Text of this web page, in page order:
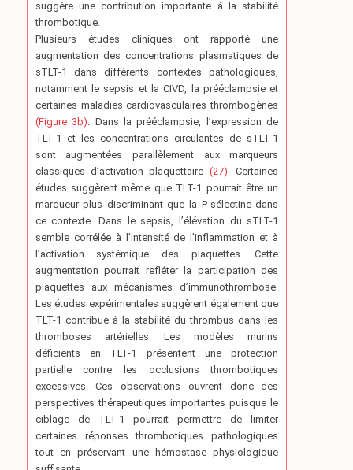
suggère une contribution importante à la stabilité
thrombotique.
Plusieurs études cliniques ont rapporté une
augmentation des concentrations plasmatiques de
sTLT-1 dans différents contextes pathologiques,
notamment le sepsis et la CIVD, la prééclampsie et
certaines maladies cardiovasculaires thrombogènes
(Figure 3b) . Dans la prééclampsie, l’expression de
TLT-1 et les concentrations circulantes de sTLT-1
sont augmentées parallèlement aux marqueurs
classiques d’activation plaquettaire (27) . Certaines
études suggèrent même que TLT-1 pourrait être un
marqueur plus discriminant que la P-sélectine dans
ce contexte. Dans le sepsis, l’élévation du sTLT-1
semble corrélée à l’intensité de l’inflammation et à
l’activation systémique des plaquettes. Cette
augmentation pourrait refléter la participation des
plaquettes aux mécanismes d’immunothrombose.
Les études expérimentales suggèrent également que
TLT-1 contribue à la stabilité du thrombus dans les
thromboses artérielles. Les modèles murins
déficients en TLT-1 présentent une protection
partielle contre les occlusions thrombotiques
excessives. Ces observations ouvrent donc des
perspectives thérapeutiques importantes puisque le
ciblage de TLT-1 pourrait permettre de limiter
certaines réponses thrombotiques pathologiques
tout en préservant une hémostase physiologique